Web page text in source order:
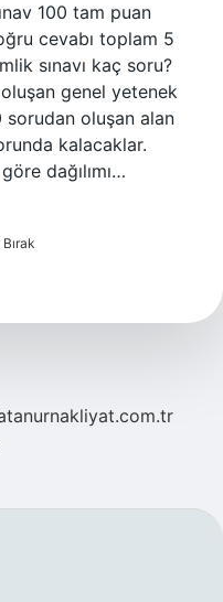
100 tam puan
cevabı toplam 5
sınavı kaç soru?
genel yetenek
oluşan alan
kalacaklar.
dağılımı…